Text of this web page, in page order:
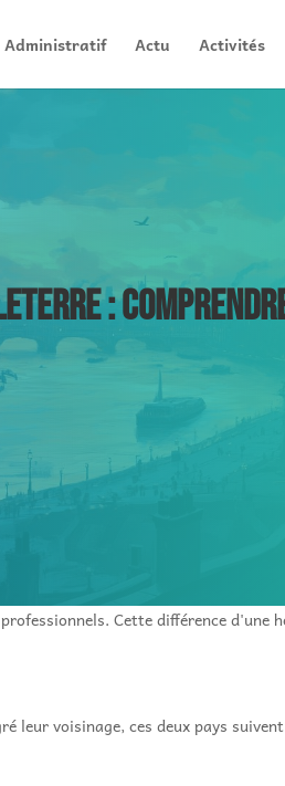
Administratif Actu Activités
:
Cette différence d'une
leur voisinage, ces deux pays